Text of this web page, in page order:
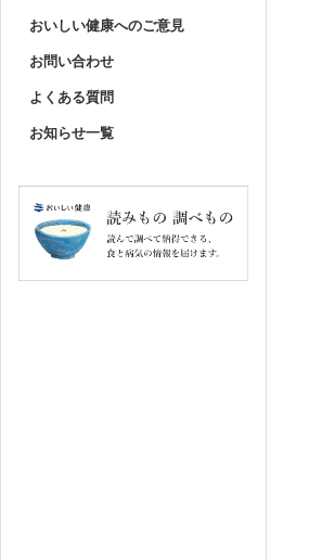
おいしい健康へのご意見
お問い合わせ
よくある質問
お知らせ一覧